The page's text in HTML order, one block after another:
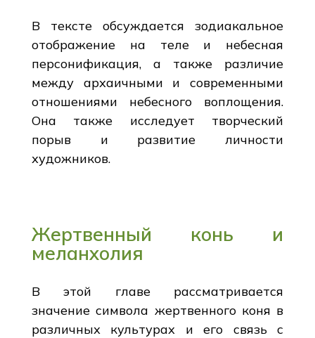
В тексте обсуждается зодиакальное
отображение на теле и небесная
персонификация, а также различие
между архаичными и современными
отношениями небесного воплощения.
Она также исследует творческий
порыв и развитие личности
художников.
Жертвенный конь и
меланхолия
В этой главе рассматривается
значение символа жертвенного коня в
различных культурах и его связь с